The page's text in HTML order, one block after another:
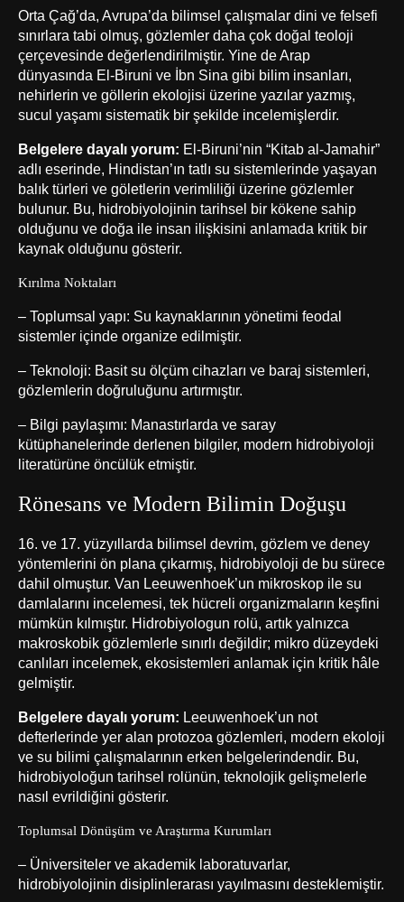
Orta Çağ’da, Avrupa’da bilimsel çalışmalar dini ve felsefi
sınırlara tabi olmuş, gözlemler daha çok doğal teoloji
çerçevesinde değerlendirilmiştir. Yine de Arap
dünyasında El-Biruni ve İbn Sina gibi bilim insanları,
nehirlerin ve göllerin ekolojisi üzerine yazılar yazmış,
sucul yaşamı sistematik bir şekilde incelemişlerdir.
Belgelere dayalı yorum: El-Biruni’nin “Kitab al-Jamahir”
adlı eserinde, Hindistan’ın tatlı su sistemlerinde yaşayan
balık türleri ve göletlerin verimliliği üzerine gözlemler
bulunur. Bu, hidrobiyolojinin tarihsel bir kökene sahip
olduğunu ve doğa ile insan ilişkisini anlamada kritik bir
kaynak olduğunu gösterir.
Kırılma Noktaları
– Toplumsal yapı: Su kaynaklarının yönetimi feodal
sistemler içinde organize edilmiştir.
– Teknoloji: Basit su ölçüm cihazları ve baraj sistemleri,
gözlemlerin doğruluğunu artırmıştır.
– Bilgi paylaşımı: Manastırlarda ve saray
kütüphanelerinde derlenen bilgiler, modern hidrobiyoloji
literatürüne öncülük etmiştir.
Rönesans ve Modern Bilimin Doğuşu
16. ve 17. yüzyıllarda bilimsel devrim, gözlem ve deney
yöntemlerini ön plana çıkarmış, hidrobiyoloji de bu sürece
dahil olmuştur. Van Leeuwenhoek’un mikroskop ile su
damlalarını incelemesi, tek hücreli organizmaların keşfini
mümkün kılmıştır. Hidrobiyologun rolü, artık yalnızca
makroskobik gözlemlerle sınırlı değildir; mikro düzeydeki
canlıları incelemek, ekosistemleri anlamak için kritik hâle
gelmiştir.
Belgelere dayalı yorum: Leeuwenhoek’un not
defterlerinde yer alan protozoa gözlemleri, modern ekoloji
ve su bilimi çalışmalarının erken belgelerindendir. Bu,
hidrobiyoloğun tarihsel rolünün, teknolojik gelişmelerle
nasıl evrildiğini gösterir.
Toplumsal Dönüşüm ve Araştırma Kurumları
– Üniversiteler ve akademik laboratuvarlar,
hidrobiyolojinin disiplinlerarası yayılmasını desteklemiştir.